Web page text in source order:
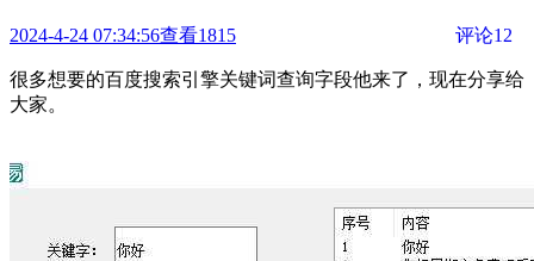
2024-4-24 07:34:56查看1815 评论12
很多想要的百度搜索引擎关键词查询字段他来了，现在分享给
大家。